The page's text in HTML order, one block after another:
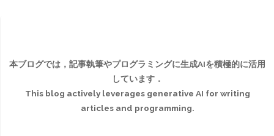
再
本ブログでは，記事執筆やプログラミングに生成AIを積極的に活用
しています．
This blog actively leverages generative AI for writing
articles and programming.